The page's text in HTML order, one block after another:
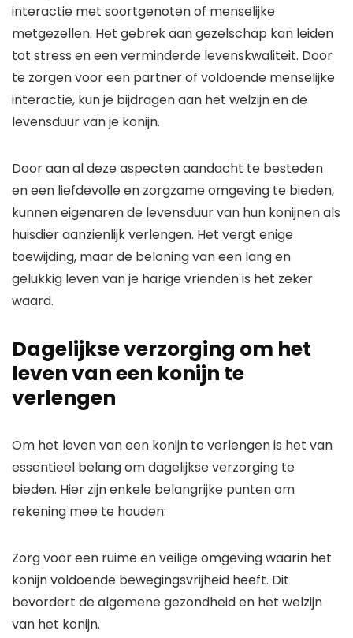
interactie met soortgenoten of menselijke
metgezellen. Het gebrek aan gezelschap kan leiden
tot stress en een verminderde levenskwaliteit. Door
te zorgen voor een partner of voldoende menselijke
interactie, kun je bijdragen aan het welzijn en de
levensduur van je konijn.
Door aan al deze aspecten aandacht te besteden
en een liefdevolle en zorgzame omgeving te bieden,
kunnen eigenaren de levensduur van hun konijnen als
huisdier aanzienlijk verlengen. Het vergt enige
toewijding, maar de beloning van een lang en
gelukkig leven van je harige vrienden is het zeker
waard.
Dagelijkse verzorging om het
leven van een konijn te
verlengen
Om het leven van een konijn te verlengen is het van
essentieel belang om dagelijkse verzorging te
bieden. Hier zijn enkele belangrijke punten om
rekening mee te houden:
Zorg voor een ruime en veilige omgeving waarin het
konijn voldoende bewegingsvrijheid heeft. Dit
bevordert de algemene gezondheid en het welzijn
van het konijn.